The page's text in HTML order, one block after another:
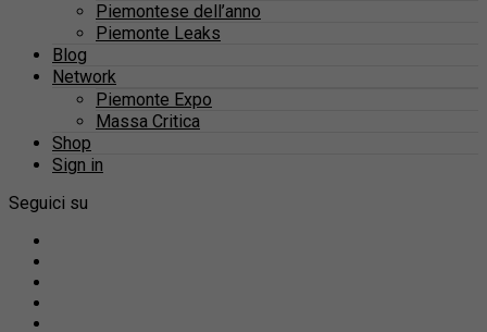
Piemontese dell’anno
Piemonte Leaks
Blog
Network
Piemonte Expo
Massa Critica
Shop
Sign in
Seguici su